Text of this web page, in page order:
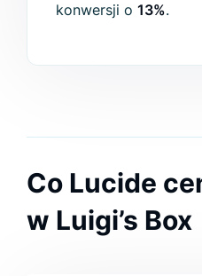
konwersji o 13%.
Co Lucide
w Luigi’s Box